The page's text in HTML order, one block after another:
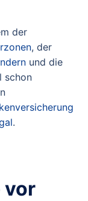
der
, der
und die
schon
.
vor